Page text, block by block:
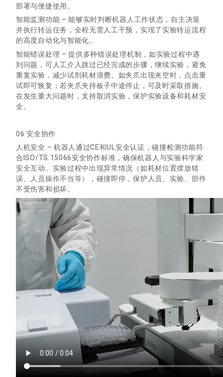
部署与便捷使用。
智能监测功能 – 能够实时判断机器人工作状态，自主决策
并执行转运任务，全程无需人工干预，实现了实验转运流程
的高度自动化与智能化。
智能错误处理 – 提供多种错误处理机制，如实验过程中遇
到问题，可人工介入跳过已经完成的步骤，继续实验，避免
重复实验，减少试剂耗材浪费。如夹爪出现夹空时，点击重
试即可恢复；若夹爪夹持板子中途停止，可及时采取措施。
在发生重大问题时，支持取消实验，保护实验设备和耗材安
全。
06 安全协作
人机安全 – 机器人通过CE和UL安全认证，碰撞检测功能符
合ISO/TS 15066安全协作标准，确保机器人与实验科学家
安全互动。实验过程中出现异常情况（如耗材位置摆放错
误、人员操作不当等），碰撞即停，保护人员、实验、部件
不受伤害和损坏。